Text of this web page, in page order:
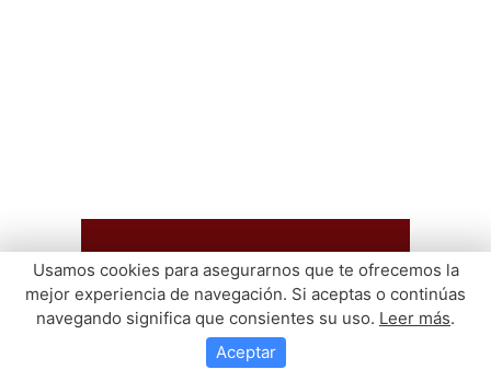
Usamos cookies para asegurarnos que te ofrecemos la
mejor experiencia de navegación. Si aceptas o continúas
navegando significa que consientes su uso. Leer más.
Aceptar